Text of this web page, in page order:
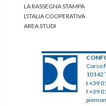
LA RASSEGNA STAMPA
L'ITALIA COOPERATIVA
AREA STUDI
Corso
10142
t +39
f +39